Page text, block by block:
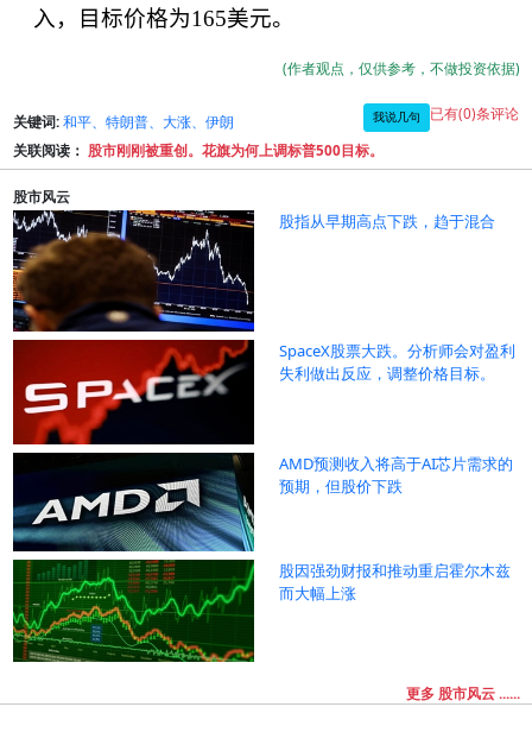
入，目标价格为165美元。
(作者观点，仅供参考，不做投资依据)
关键词: 和平、特朗普、大涨、伊朗 我说几句 已有(0)条评论
关联阅读： 股市刚刚被重创。花旗为何上调标普500目标。
股市风云
股指从早期高点下跌，趋于混合
SpaceX股票大跌。分析师会对盈利
失利做出反应，调整价格目标。
AMD预测收入将高于AI芯片需求的
预期，但股价下跌
股因强劲财报和推动重启霍尔木兹
而大幅上涨
更多 股市风云 ......